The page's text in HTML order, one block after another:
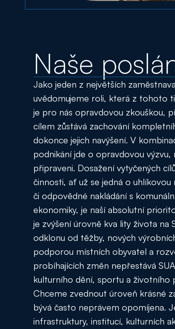
Naše
Jako jeden z největších
uvědomujeme roli, která z tohoto
je pro nás opravdovou zkouškou,
cílem zůstává zachování
dokonce jejich navýšení. V
podnikání jde o opravdovou
připraveni. Dosažení vytyčených
činnosti, ať už se jedná o
či odpovědné nakládání s
ekonomiky, je naší absolutní
je zvýšení úrovně kva lity života na
odklonu od těžby, nových
podporou místních obyvatel a
probíhajících změn nepřestává
kulturního dění, sportu a životního
Chceme zvednout úroveň krásné
bývá často neprávem opomíjena.
infrastruktury, institucí, kulturních